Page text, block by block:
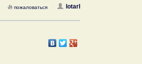
lotarl
пожаловаться